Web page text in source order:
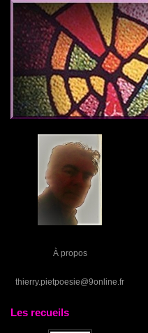
À propos
thierry.pietpoesie@9online.fr
Les recueils